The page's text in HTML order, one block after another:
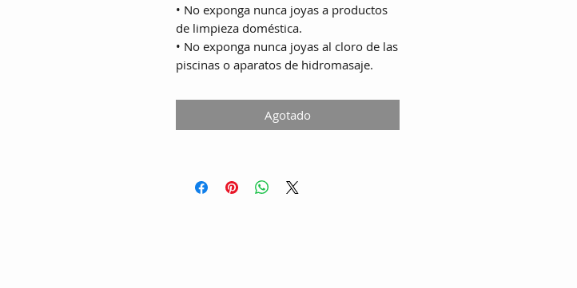
• No exponga nunca joyas a productos
de limpieza doméstica.
• No exponga nunca joyas al cloro de las
piscinas o aparatos de hidromasaje.
Agotado